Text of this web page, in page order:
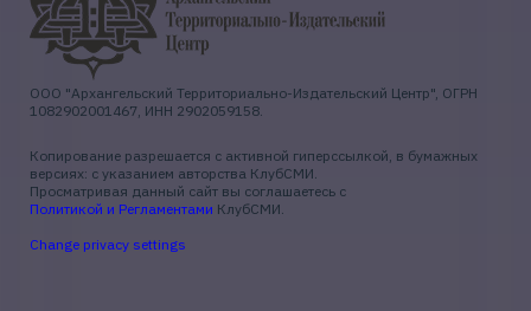
ООО "Архангельский Территориально-Издательский Центр", ОГРН
1082902001467, ИНН 2902059158.
Копирование разрешается с активной гиперссылкой, в бумажных
версиях: с указанием авторства КлубСМИ.
Просматривая данный сайт вы соглашаетесь с
Политикой и Регламентами КлубСМИ.
Change privacy settings